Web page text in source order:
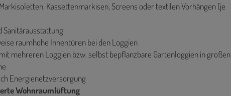
Kassettenmarkisen, Screens oder textilen Vorhängen (je
Sanitärausstattung
raumhohe Innentüren bei den Loggien
mehreren Loggien bzw. selbst bepflanzbare Gartenloggien in großen
Energienetzversorgung
Wohnraumlüftung